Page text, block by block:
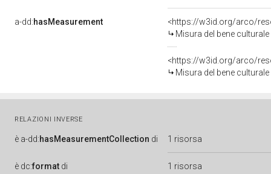
a-dd:hasMeasurement
<https://w3id.org/arco/
Misura del bene
<https://w3id.org/arco/
Misura del bene
RELAZIONI INVERSE
è a-dd:hasMeasurementCollection di 1 risorsa
è dc:format di 1 risorsa